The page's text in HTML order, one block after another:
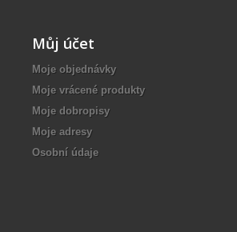
Můj účet
Moje objednávky
Moje vrácené produkty
Moje dobropisy
Moje adresy
Osobní údaje